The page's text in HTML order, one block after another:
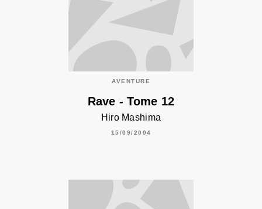
AVENTURE
Rave - Tome 12
Hiro Mashima
15/09/2004